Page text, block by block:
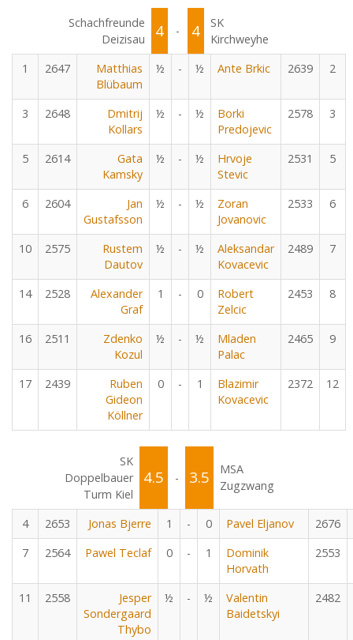
Schachfreunde
Deizisau
4 - 4
SK
Kirchweyhe
1
2647
Matthias
Blübaum
½ - ½ Ante Brkic 2639 2
3 2648
Dmitrij
Kollars
½ - ½
Borki
Predojevic
2578 3
5 2614
Gata
Kamsky
½ - ½
Hrvoje
Stevic
2531 5
6 2604
Jan
Gustafsson
½ - ½
Zoran
Jovanovic
2533 6
10 2575
Rustem
Dautov
½ - ½
Aleksandar
Kovacevic
2489 7
14 2528
Alexander
Graf
1 - 0
Robert
Zelcic
2453 8
16 2511
Zdenko
Kozul
½ - ½
Mladen
Palac
2465 9
17 2439
Ruben
Gideon
Köllner
0 - 1
Blazimir
Kovacevic
2372 12
SK
Doppelbauer
Turm Kiel
4.5 - 3.5
MSA
Zugzwang
4 2653 Jonas Bjerre 1 - 0 Pavel Eljanov
2676
7
2564 Pawel Teclaf 0 - 1
Dominik
Horvath
2553
11 2558
Jesper
Sondergaard
Thybo
½ - ½
Valentin
Baidetskyi
2482